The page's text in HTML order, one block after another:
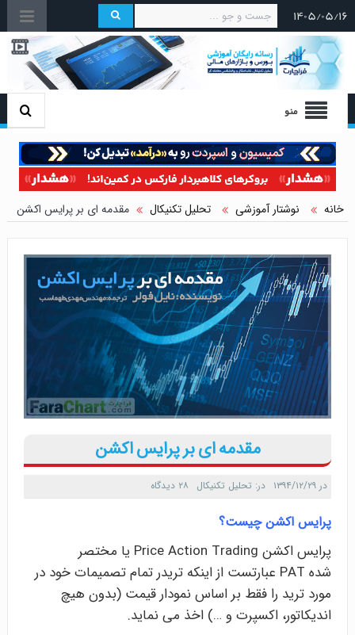
۱۴۰۵/۰۵/۱۶
منو
خانه نوشتار آموزشی تحلیل تکنیکال مقدمه ای بر پرایس اکشن
مقدمه ای بر پرایس اکشن
در ۱۳۹۴/۱۲/۲۹ در: تحلیل تکنیکال ۲۸ دیدگاه
پرایس اکشن چیست؟
پرایس اکشن Price Action Trading یا مختصر
شده PAT عبارتست از اینکه تریدر تمام تصمیمات خود در
مورد ترید را فقط بر اساس نمودار قیمت (بدون هیچ
اندیکاتور، اکسپرت و …) اخذ می نماید.